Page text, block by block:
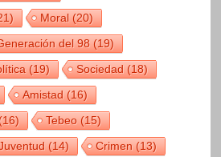
Moral(20)
del 98(19)
(19) Sociedad(18)
Amistad(16)
Tebeo(15)
(14) Crimen(13)